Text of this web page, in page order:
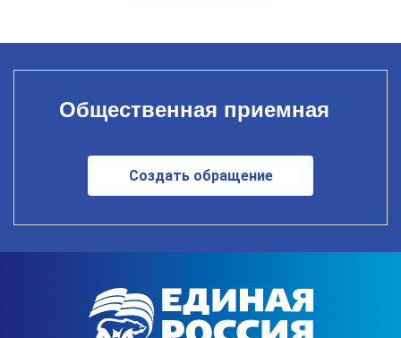
Общественная приемная
Создать обращение